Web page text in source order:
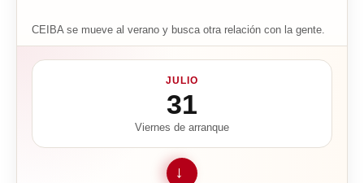
CEIBA se mueve al verano y busca otra relación con la gente.
JULIO
31
Viernes de arranque
→